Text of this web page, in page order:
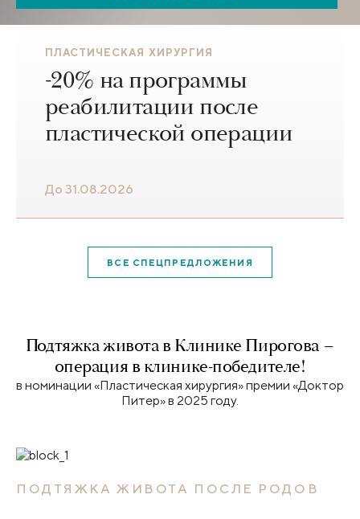
ПЛАСТИЧЕСКАЯ ХИРУРГИЯ
-20% на программы
реабилитации после
пластической операции
До 31.08.2026
ВСЕ СПЕЦПРЕДЛОЖЕНИЯ
Подтяжка живота в Клинике Пирогова –
операция в клинике-победителе!
в номинации «Пластическая хирургия» премии «Доктор
Питер» в 2025 году.
ПОДТЯЖКА ЖИВОТА ПОСЛЕ РОДОВ